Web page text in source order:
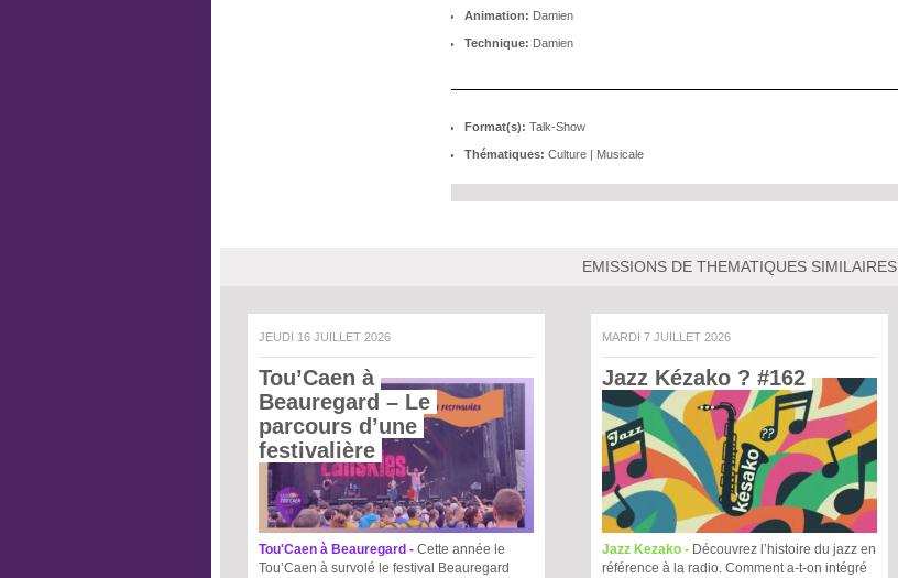
Animation: Damien
Technique: Damien
Format(s): Talk-Show
Thématiques: Culture Musicale
EMISSIONS DE THEMATIQUES SIMILAIRES
JEUDI 16 JUILLET 2026
Tou’Caen à
Beauregard – Le
parcours d’une
festivalière
Tou'Caen à Beauregard - Cette année le
Tou’Caen à survolé le festival Beauregard
MARDI 7 JUILLET 2026
Jazz Kézako ? #162
Jazz Kezako - Découvrez l’histoire du jazz en
référence à la radio. Comment a-t-on intégré